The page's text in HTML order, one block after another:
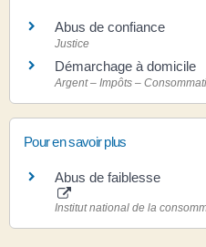
Abus de confiance
Justice
Démarchage à domicile
Argent – Impôts –
Pour en savoir plus
Abus de faiblesse
Institut national de la